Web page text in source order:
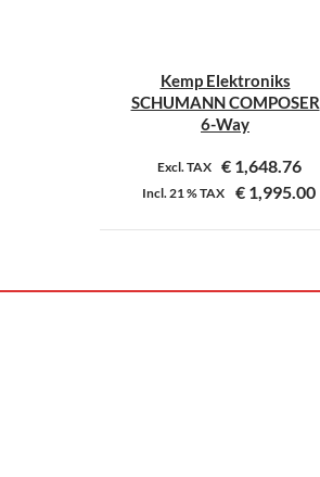
Kemp Elektroniks
SCHUMANN COMPOSER
6-Way
Excl. TAX €1,648.76
Incl.21 %TAX € 1,995.00